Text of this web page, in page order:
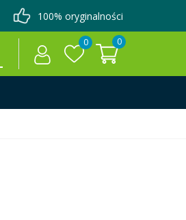
100% oryginalności
0 0